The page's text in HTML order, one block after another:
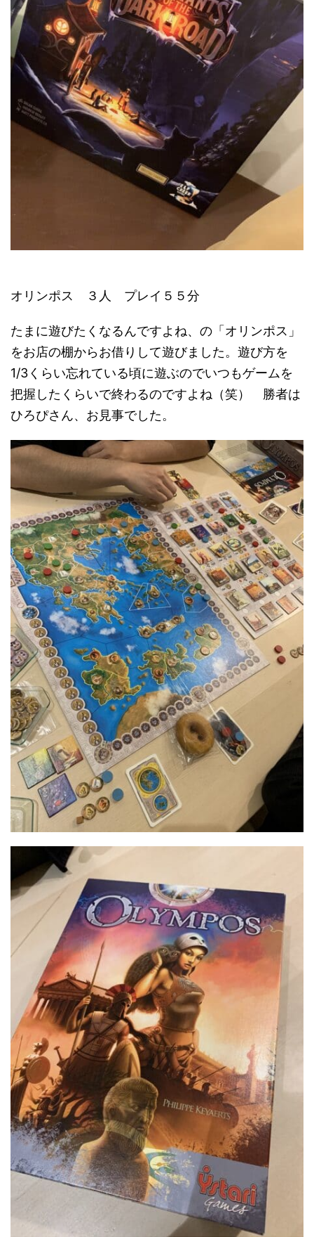
オリンポス ３人 プレイ５５分
たまに遊びたくなるんですよね、の「オリンポス」
をお店の棚からお借りして遊びました。遊び方を
1/3くらい忘れている頃に遊ぶのでいつもゲームを
把握したくらいで終わるのですよね（笑） 勝者は
ひろぴさん、お見事でした。